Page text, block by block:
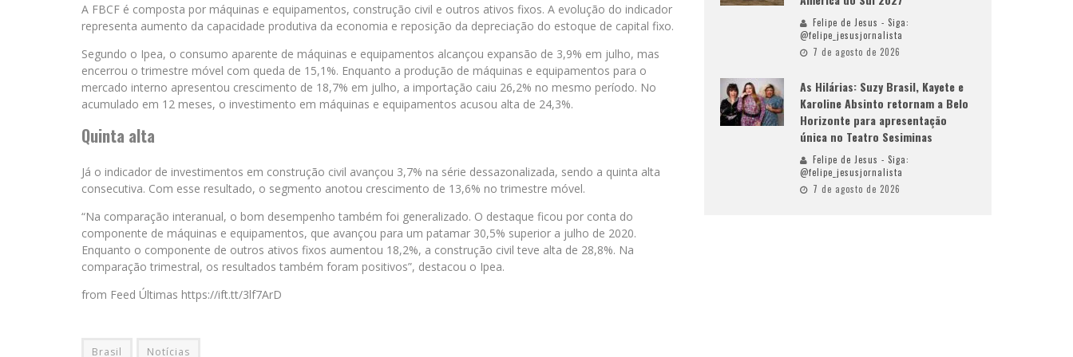
A FBCF é composta por máquinas e equipamentos, construção civil e outros ativos fixos. A evolução do indicador
representa aumento da capacidade produtiva da economia e reposição da depreciação do estoque de capital fixo.
Segundo o Ipea, o consumo aparente de máquinas e equipamentos alcançou expansão de 3,9% em julho, mas
encerrou o trimestre móvel com queda de 15,1%. Enquanto a produção de máquinas e equipamentos para o
mercado interno apresentou crescimento de 18,7% em julho, a importação caiu 26,2% no mesmo período. No
acumulado em 12 meses, o investimento em máquinas e equipamentos acusou alta de 24,3%.
Quinta alta
Já o indicador de investimentos em construção civil avançou 3,7% na série dessazonalizada, sendo a quinta alta
consecutiva. Com esse resultado, o segmento anotou crescimento de 13,6% no trimestre móvel.
“Na comparação interanual, o bom desempenho também foi generalizado. O destaque ficou por conta do
componente de máquinas e equipamentos, que avançou para um patamar 30,5% superior a julho de 2020.
Enquanto o componente de outros ativos fixos aumentou 18,2%, a construção civil teve alta de 28,8%. Na
comparação trimestral, os resultados também foram positivos”, destacou o Ipea.
from Feed Últimas https://ift.tt/3lf7ArD
Brasil Notícias
Felipe de Jesus - Siga:
@felipe_jesusjornalista
7 de agosto de 2026
As Hilárias: Suzy Brasil, Kayete e
Karoline Absinto retornam a Belo
Horizonte para apresentação
única no Teatro Sesiminas
Felipe de Jesus - Siga:
@felipe_jesusjornalista
7 de agosto de 2026